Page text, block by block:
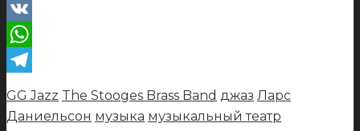
VK
WhatsApp
GG Jazz The Stooges Brass Band джаз Ларс
Даниельсон музыка музыкальный театр